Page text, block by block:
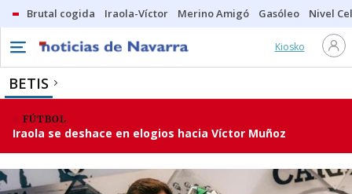
Brutal cogida Iraola-Víctor Merino Amigó Gasóleo Nivel
Kiosko
BETIS
FÚTBOL
Iraola se deshace en elogios hacia Víctor Muñoz